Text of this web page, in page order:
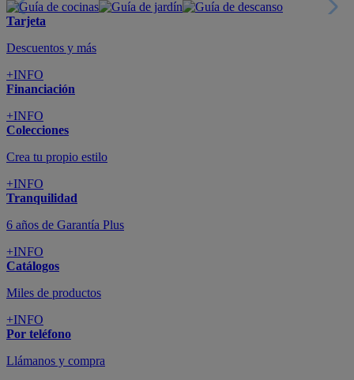
Tarjeta
Descuentos y más
+INFO
Financiación
+INFO
Colecciones
Crea tu propio estilo
+INFO
Tranquilidad
6 años de Garantía Plus
+INFO
Catálogos
Miles de productos
+INFO
Por teléfono
Llámanos y compra